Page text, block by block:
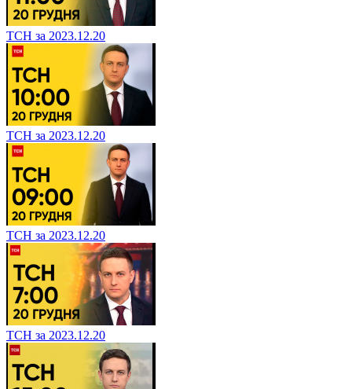
ТСН за 2023.12.20
ТСН за 2023.12.20
ТСН за 2023.12.20
ТСН за 2023.12.20